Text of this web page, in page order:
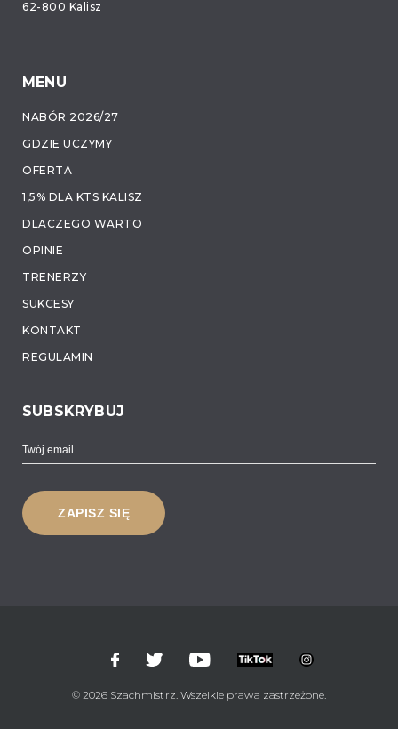
62-800 Kalisz
MENU
NABÓR 2026/27
GDZIE UCZYMY
OFERTA
1,5% DLA KTS KALISZ
DLACZEGO WARTO
OPINIE
TRENERZY
SUKCESY
KONTAKT
REGULAMIN
SUBSKRYBUJ
© 2026 Szachmistrz. Wszelkie prawa zastrzeżone.